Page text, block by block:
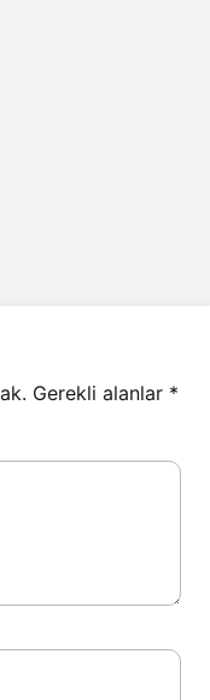
Gerekli alanlar *